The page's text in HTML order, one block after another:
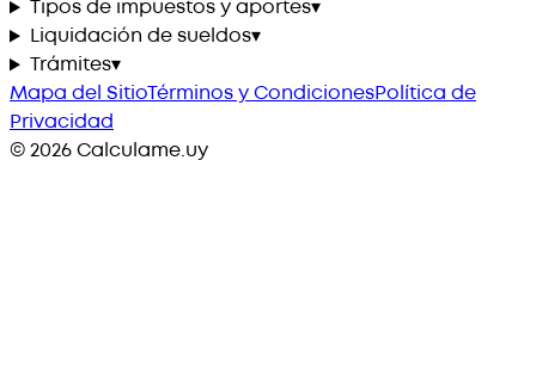
Tipos de impuestos y aportes▾
Liquidación de sueldos▾
Trámites▾
Mapa del SitioTérminos y CondicionesPolítica de
Privacidad
©2026Calculame.uy